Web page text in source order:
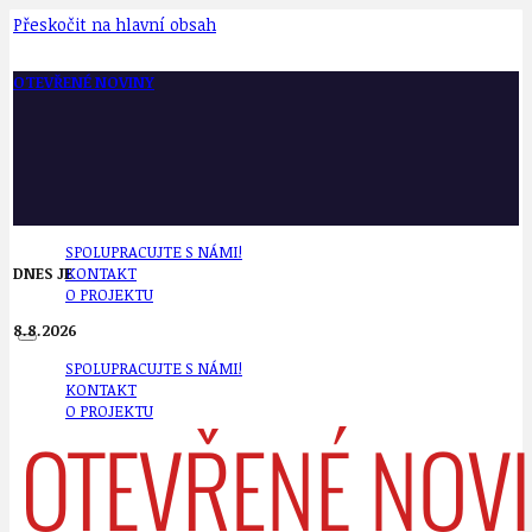
Přeskočit na hlavní obsah
OTEVŘENÉ NOVINY
SPOLUPRACUJTE S NÁMI!
KONTAKT
O PROJEKTU
SPOLUPRACUJTE S NÁMI!
KONTAKT
O PROJEKTU
DNES JE
8.8.2026